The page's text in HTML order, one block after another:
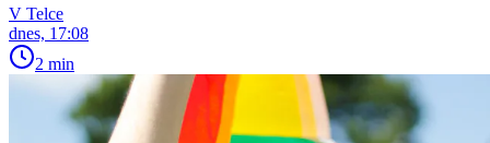
V Telce
dnes, 17:08
2 min